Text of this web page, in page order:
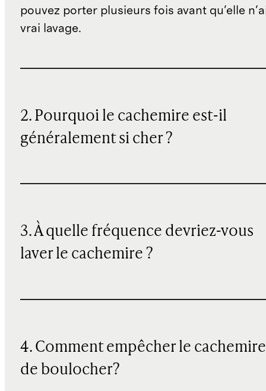
pouvez porter plusieurs fois avant qu'elle
vrai lavage.
2. Pourquoi le cachemire est-il
généralement si cher ?
3. À quelle fréquence devriez-vous
laver le cachemire ?
4. Comment empêcher le cachemire
de boulocher?